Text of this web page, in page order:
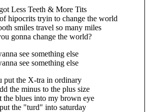
Less Teeth & More Tits
hipocrits tryin to change the world
smiles travel so many miles
gonna change the world?
see something else
see something else
put the X-tra in ordinary
the minus to the plus size
the blues into my brown eye
the "turd" into saturday